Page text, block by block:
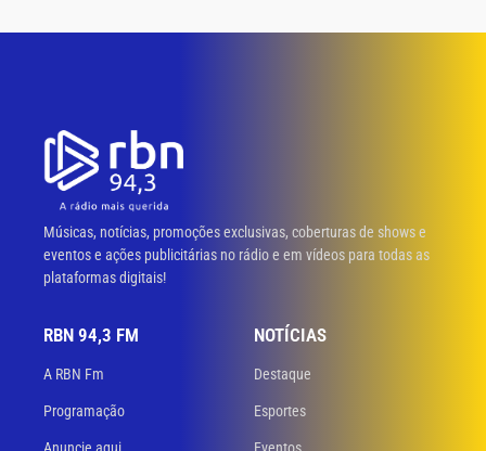
Músicas, notícias, promoções exclusivas, coberturas de shows e
eventos e ações publicitárias no rádio e em vídeos para todas as
plataformas digitais!
RBN 94,3 FM
A RBN Fm
Programação
NOTÍCIAS
Destaque
Esportes